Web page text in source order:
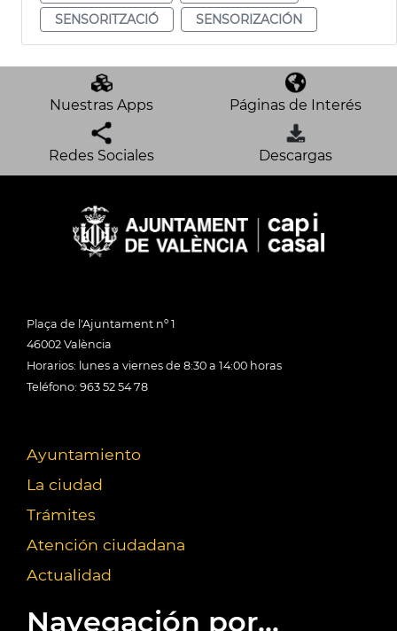
SENSORITZACIÓ
SENSORIZACIÓN
Nuestras Apps Páginas de Interés
Redes Sociales Descargas
Plaça de l'Ajuntament nº 1
46002 València
Horarios: lunes a viernes de 8:30 a 14:00 horas
Teléfono: 963 52 54 78
Ayuntamiento
La ciudad
Trámites
Atención ciudadana
Actualidad
Navegación por...